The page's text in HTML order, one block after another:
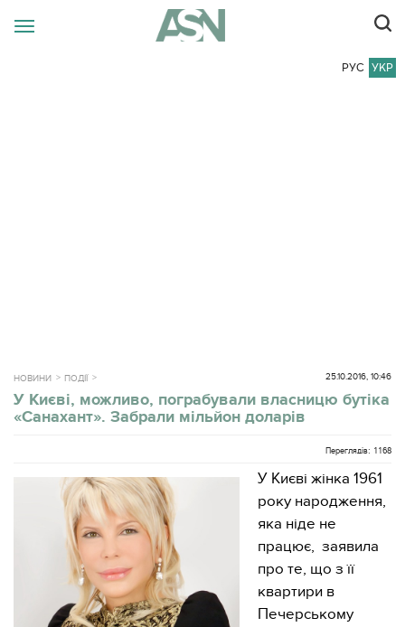
РУС УКР
НОВИНИ ПОДІЇ 25.10.2016, 10:46
У Києві, можливо, пограбували власницю бутіка
«Санахант». Забрали мільйон доларів
Переглядів: 1168
У Києві жінка 1961
року народження,
яка ніде не
працює, заявила
про те, що з її
квартири в
Печерському